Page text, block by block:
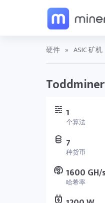
硬件 » ASIC 矿机
Toddminer
1
个算法
7
种货币
1600 GH/
哈希率